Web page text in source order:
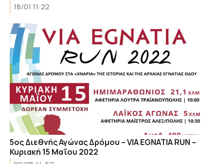
18/01 11:22
5ος Διεθνής Αγώνας Δρόμου – VIA EGNATIA RUN –
Κυριακή 15 Μαΐου 2022